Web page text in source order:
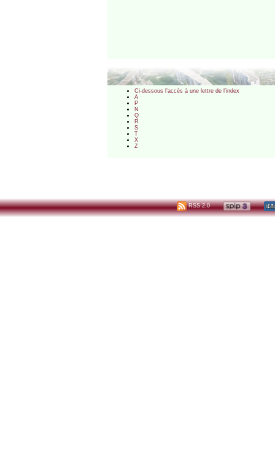
Ci-dessous l’accès à une lettre de l’index
A
P
N
Q
R
S
T
X
Z
RSS 2.0